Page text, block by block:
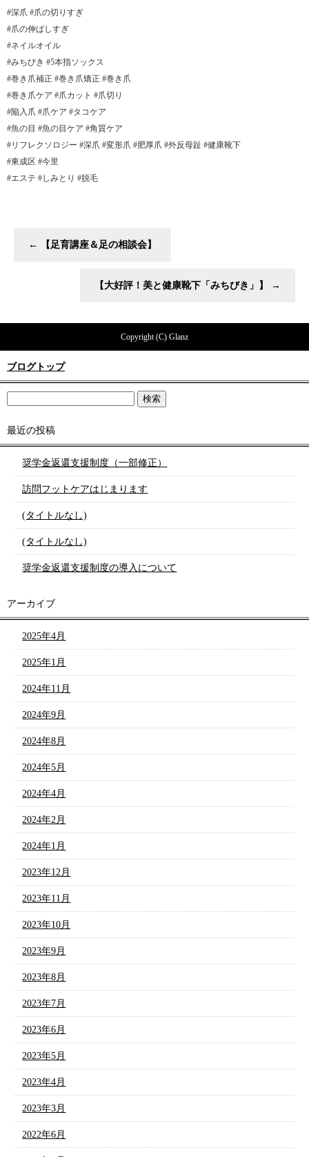
#深爪 #爪の切りすぎ
#爪の伸ばしすぎ
#ネイルオイル
#みちびき #5本指ソックス
#巻き爪補正 #巻き爪矯正 #巻き爪
#巻き爪ケア #爪カット #爪切り
#陥入爪 #爪ケア #タコケア
#魚の目 #魚の目ケア #角質ケア
#リフレクソロジー #深爪 #変形爪 #肥厚爪 #外反母趾 #健康靴下
#東成区 #今里
#エステ #しみとり #脱毛
← 【足育講座＆足の相談会】
【大好評！美と健康靴下「みちびき」】 →
Copyright (C) Glanz
ブログトップ
最近の投稿
奨学金返還支援制度（一部修正）
訪問フットケアはじまります
(タイトルなし)
(タイトルなし)
奨学金返還支援制度の導入について
アーカイブ
2025年4月
2025年1月
2024年11月
2024年9月
2024年8月
2024年5月
2024年4月
2024年2月
2024年1月
2023年12月
2023年11月
2023年10月
2023年9月
2023年8月
2023年7月
2023年6月
2023年5月
2023年4月
2023年3月
2022年6月